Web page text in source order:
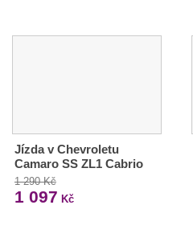
Jízda v Chevroletu
Camaro SS ZL1 Cabrio
1 290 Kč
1 097 Kč